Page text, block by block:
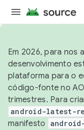
Em 2026, para nos
desenvolvimento
plataforma para o
código-fonte no
trimestres. Para
android-latest-
manifesto